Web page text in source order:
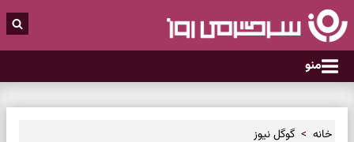
منو
خانه گوگل نیوز